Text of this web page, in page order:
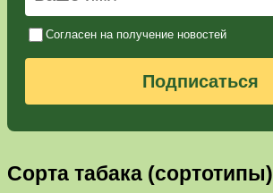
Согласен на получение новостей
Подписаться
Сорта табака (сортотипы)